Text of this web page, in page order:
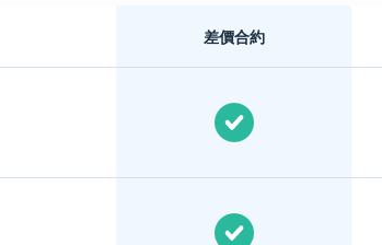
差價合約